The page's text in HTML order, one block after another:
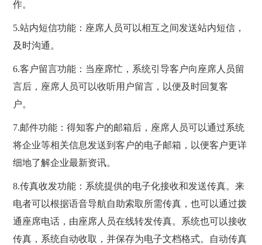
作。
5.站内短信功能：座席人员可以相互之间发送站内短信，
及时沟通。
6.客户留言功能：当座席忙，系统引导客户向座席人员留
言后，座席人员可以收听用户留言，以便及时回复客
户。
7.邮件功能：得知客户的邮箱后，座席人员可以通过系统
将企业等相关信息发送到客户的电子邮箱，以便客户更详
细地了解企业最新资讯。
8.传真收发功能：系统提供的电子化接收和发送传真。来
电者可以根据语音导航自助索取所需传真，也可以通过拨
通座席电话，由座席人员在线转发传真。系统也可以接收
传真，系统自动收取，并保存为电子文档格式。自动传真